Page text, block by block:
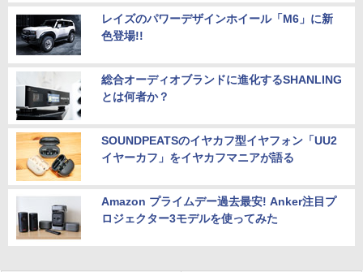
レイズのパワーデザインホイール「M6」に新
色登場!!
総合オーディオブランドに進化するSHANLING
とは何者か？
SOUNDPEATSのイヤカフ型イヤフォン「UU2
イヤーカフ」をイヤカフマニアが語る
Amazon プライムデー過去最安! Anker注目プ
ロジェクター3モデルを使ってみた